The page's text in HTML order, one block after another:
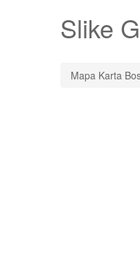
Slike
Mapa Karta